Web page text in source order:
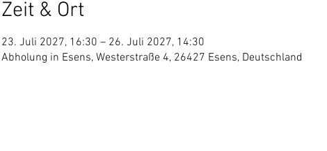
Zeit & Ort
23. Juli 2027, 16:30 – 26. Juli 2027, 14:30
Abholung in Esens, Westerstraße 4, 26427 Esens, Deutschland